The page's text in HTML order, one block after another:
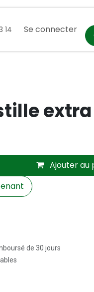
Événements Aide
14 Se connecter
extra
Ajouter au
de 30 jours